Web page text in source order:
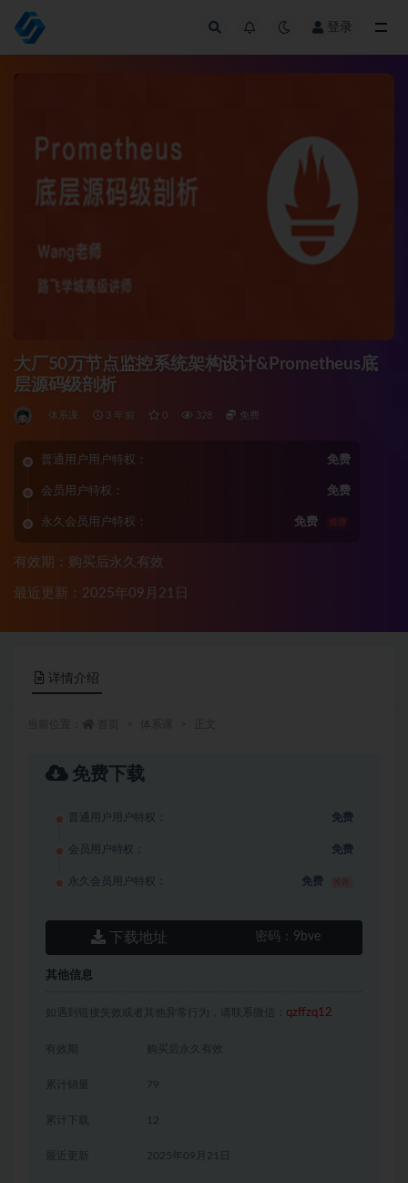
登录
大厂50万节点监控系统架构设计&Prometheus底
层源码级剖析
体系课 3 年前 0 328 免费
普通用户用户特权： 免费
会员用户特权： 免费
永久会员用户特权： 免费 推荐
有效期：购买后永久有效
最近更新：2025年09月21日
详情介绍
免费下载
普通用户用户特权： 免费
会员用户特权： 免费
永久会员用户特权： 免费
下载地址 密码： 9bve
其他信息
如遇到链接失效或者其他异常行为，请联系微信： qzffzq12
有效期 购买后永久有效
累计销量 79
累计下载 12
2025年09月21日